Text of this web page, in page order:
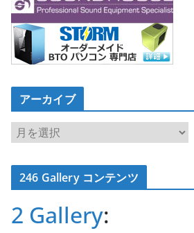
アーカイブ
ア
ー
カ
イ246 Gallery コンテンツ
2 Gallery: